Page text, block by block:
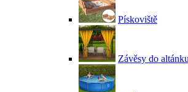
Pískoviště
Závěsy do altánku